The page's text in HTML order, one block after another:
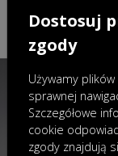
ze stali o
Dostosuj
zgody
Używamy
sprawnej
Szczegółowe
cookie
zgody znajdują